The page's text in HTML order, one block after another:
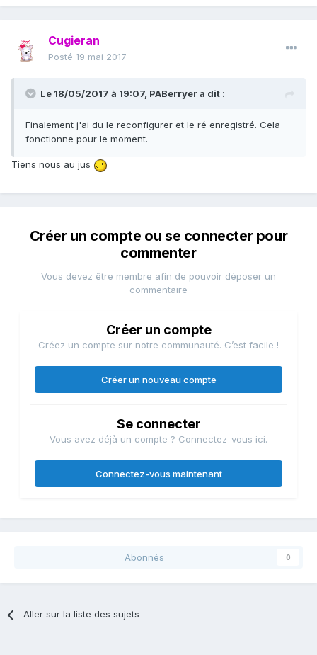
Cugieran
Posté 19 mai 2017
Le 18/05/2017 à 19:07, PABerryera dit :
Finalement j'ai du le reconfigurer et le ré enregistré. Cela
fonctionne pour le moment.
Tiens nous au jus
Créer un compte ou se connecter pour
commenter
Vous devez être membre afin de pouvoir déposer un
commentaire
Créer un compte
Créez un compte sur notre communauté. C’est facile !
Créer un nouveau compte
Se connecter
Vous avez déjà un compte ? Connectez-vous ici.
Connectez-vous maintenant
Abonnés 0
Aller sur la liste des sujets